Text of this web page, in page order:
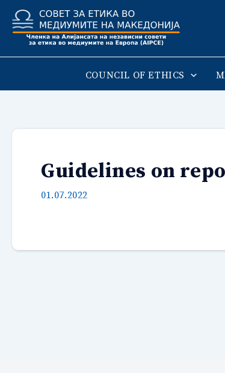
Skip
content
COUNCIL OF ETHICS
Guidelines on
01.07.2022